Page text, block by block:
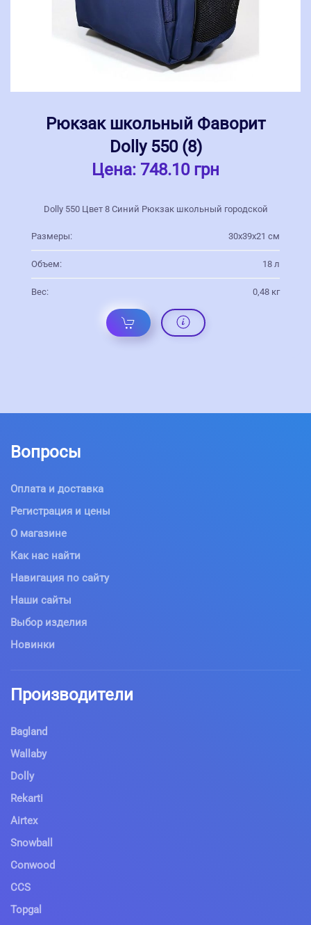
Рюкзак школьный Фаворит
Dolly 550 (8)
Цена: 748.10 грн
Dolly 550 Цвет 8 Синий Рюкзак школьный городской
Размеры: 30х39х21 см
Объем: 18 л
Вес: 0,48 кг
Вопросы
Оплата и доставка
Регистрация и цены
О магазине
Как нас найти
Навигация по сайту
Наши сайты
Выбор изделия
Новинки
Производители
Bagland
Wallaby
Dolly
Rekarti
Airtex
Snowball
Conwood
CCS
Topgal